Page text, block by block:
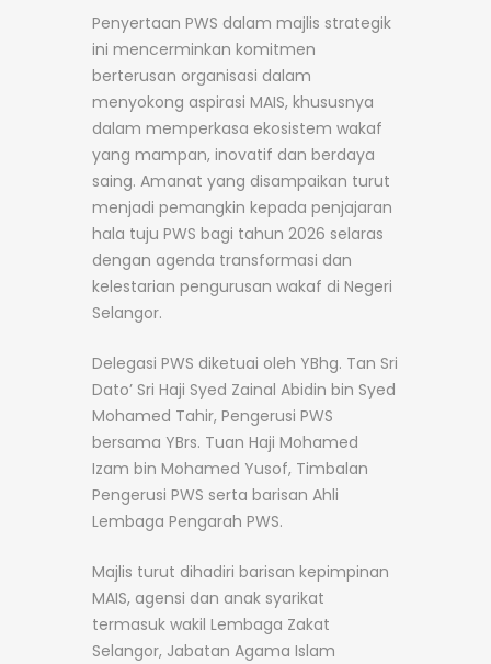
Penyertaan PWS dalam majlis strategik
ini mencerminkan komitmen
berterusan organisasi dalam
menyokong aspirasi MAIS, khususnya
dalam memperkasa ekosistem wakaf
yang mampan, inovatif dan berdaya
saing. Amanat yang disampaikan turut
menjadi pemangkin kepada penjajaran
hala tuju PWS bagi tahun 2026 selaras
dengan agenda transformasi dan
kelestarian pengurusan wakaf di Negeri
Selangor.
Delegasi PWS diketuai oleh YBhg. Tan Sri
Dato’ Sri Haji Syed Zainal Abidin bin Syed
Mohamed Tahir, Pengerusi PWS
bersama YBrs. Tuan Haji Mohamed
Izam bin Mohamed Yusof, Timbalan
Pengerusi PWS serta barisan Ahli
Lembaga Pengarah PWS.
Majlis turut dihadiri barisan kepimpinan
MAIS, agensi dan anak syarikat
termasuk wakil Lembaga Zakat
Selangor, Jabatan Agama Islam